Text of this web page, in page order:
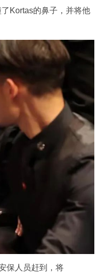
Kortas的鼻子，并将他
保人员赶到，将